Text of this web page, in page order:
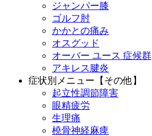
ジャンパー膝
ゴルフ肘
かかとの痛み
オスグッド
オーバー ユース 症候群
アキレス腱炎
症状別メニュー【その他】
起立性調節障害
眼精疲労
生理痛
橈骨神経麻痺